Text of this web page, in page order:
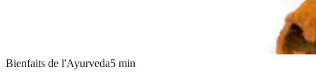
Bienfaits de l'Ayurveda5 min